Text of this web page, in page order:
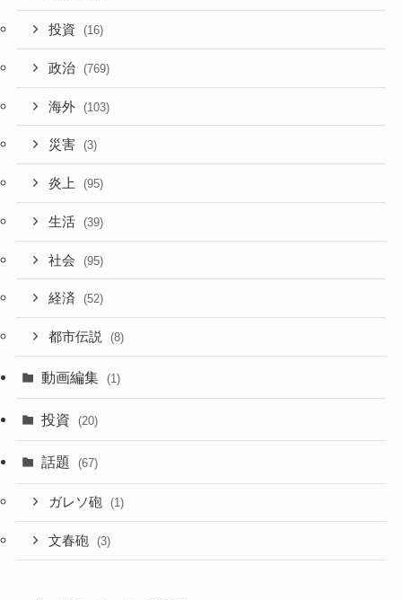
投資 (16)
政治 (769)
海外 (103)
災害 (3)
炎上 (95)
生活 (39)
社会 (95)
経済 (52)
都市伝説 (8)
動画編集 (1)
投資 (20)
話題 (67)
ガレソ砲 (1)
文春砲 (3)